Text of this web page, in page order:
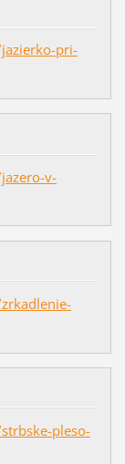
pri-
v-
pleso-